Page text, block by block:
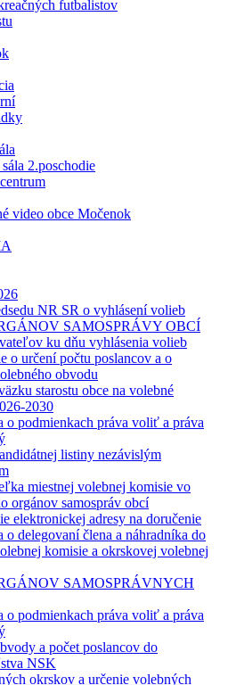
futbalistov
2.poschodie
video obce Močenok
NR SR o vyhlásení volieb
SAMOSPRÁVY OBCÍ
ku dňu vyhlásenia volieb
o určení počtu poslancov a o
obvodu
starostu obce na volebné
2030
o podmienkach práva voliť a práva
listiny nezávislým
miestnej volebnej komisie vo
orgánov samospráv obcí
elektronickej adresy na doručenie
o delegovaní člena a náhradníka do
komisie a okrskovej volebnej
SAMOSPRÁVNYCH
o podmienkach práva voliť a práva
a počet poslancov do
NSK
okrskov a určenie volebných